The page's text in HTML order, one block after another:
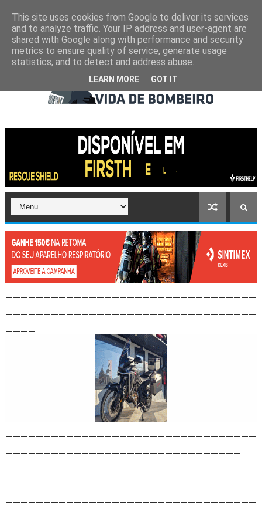
This site uses cookies from Google to deliver its services
and to analyze traffic. Your IP address and user-agent are
shared with Google along with performance and security
metrics to ensure quality of service, generate usage
statistics, and to detect and address abuse.
LEARN MORE GOT IT